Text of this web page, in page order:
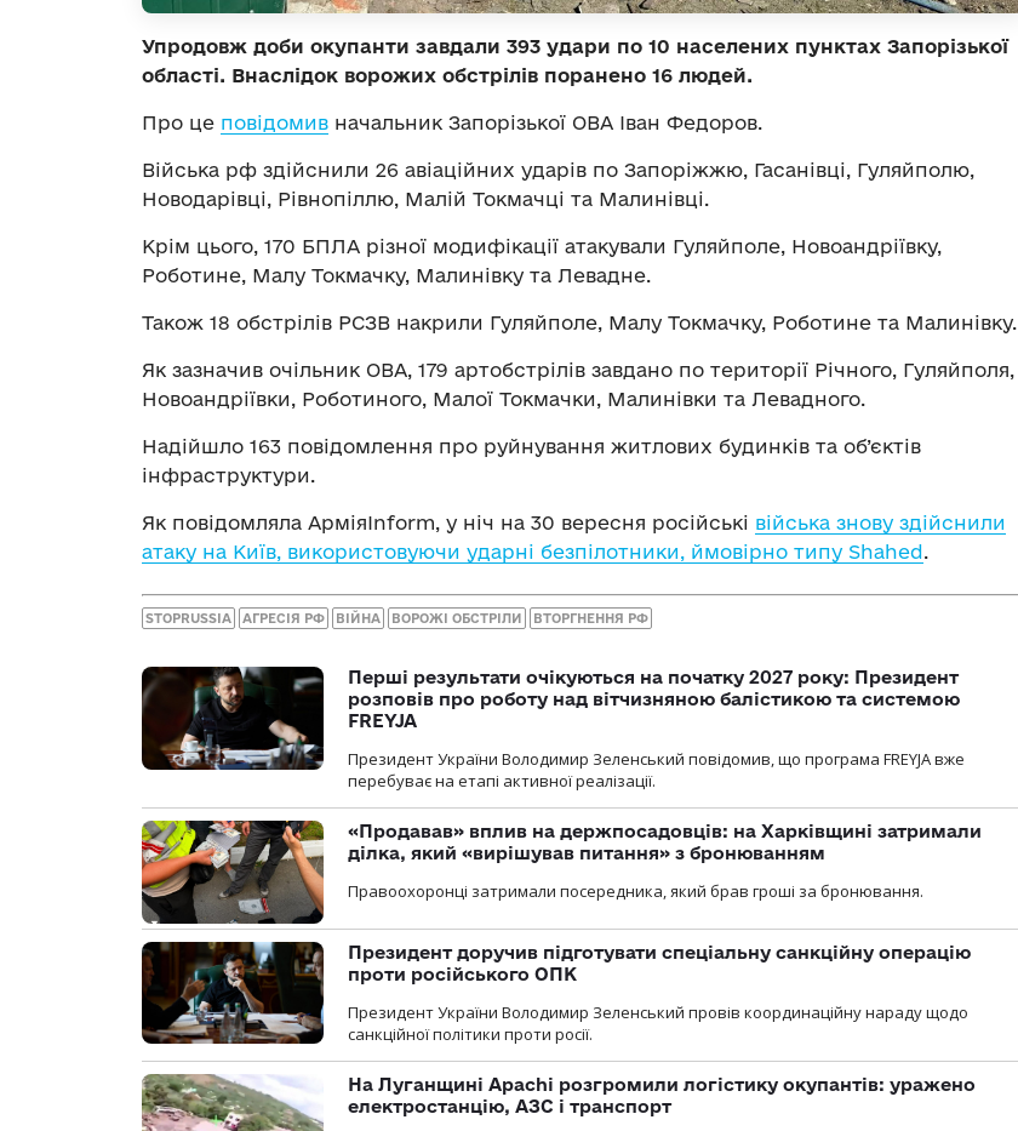
Упродовж доби окупанти завдали 393 удари по 10 населених пунктах Запорізької
області. Внаслідок ворожих обстрілів поранено 16 людей.
Про це повідомив начальник Запорізької ОВА Іван Федоров.
Війська рф здійснили 26 авіаційних ударів по Запоріжжю, Гасанівці, Гуляйполю,
Новодарівці, Рівнопіллю, Малій Токмачці та Малинівці.
Крім цього, 170 БПЛА різної модифікації атакували Гуляйполе, Новоандріївку,
Роботине, Малу Токмачку, Малинівку та Левадне.
Також 18 обстрілів РСЗВ накрили Гуляйполе, Малу Токмачку, Роботине та Малинівку.
Як зазначив очільник ОВА, 179 артобстрілів завдано по території Річного, Гуляйполя,
Новоандріївки, Роботиного, Малої Токмачки, Малинівки та Левадного.
Надійшло 163 повідомлення про руйнування житлових будинків та об’єктів
інфраструктури.
Як повідомляла АрміяInform, у ніч на 30 вересня російські війська знову здійснили
атаку на Київ, використовуючи ударні безпілотники, ймовірно типу Shahed.
STOPRUSSIA АГРЕСІЯ РФ ВІЙНА ВОРОЖІ ОБСТРІЛИ ВТОРГНЕННЯ РФ
Перші результати очікуються на початку 2027 року: Президент
розповів про роботу над вітчизняною балістикою та системою
FREYJA
Президент України Володимир Зеленський повідомив, що програма FREYJA вже
перебуває на етапі активної реалізації.
«Продавав» вплив на держпосадовців: на Харківщині затримали
ділка, який «вирішував питання» з бронюванням
Правоохоронці затримали посередника, який брав гроші за бронювання.
Президент доручив підготувати спеціальну санкційну операцію
проти російського ОПК
Президент України Володимир Зеленський провів координаційну нараду щодо
санкційної політики проти росії.
На Луганщині Apachi розгромили логістику окупантів: уражено
електростанцію, АЗС і транспорт